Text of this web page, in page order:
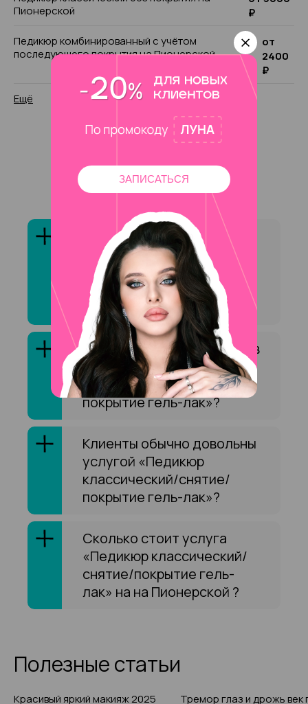
Пионерской
₽
Педикюр комбинированный с учётом
последующего покрытия на Пионерской
от
2400
₽
Ещё
Ответы на частые
вопросы
Сколько специалистов на
Пионерской оказывают
услугу «Педикюр
классический/снятие/
покрытие гель-лак»?
Как выбрать специалиста в
сфере «Педикюр
классический/снятие/
покрытие гель-лак»?
Клиенты обычно довольны
услугой «Педикюр
классический/снятие/
покрытие гель-лак»?
Сколько стоит услуга
«Педикюр классический/
снятие/покрытие гель-
лак» на на Пионерской ?
Полезные статьи
Красивый яркий макияж 2025
Тремор глаз и дрожь век
ЗАПИСАТЬСЯ